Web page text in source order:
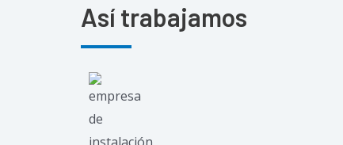
Así trabajamos